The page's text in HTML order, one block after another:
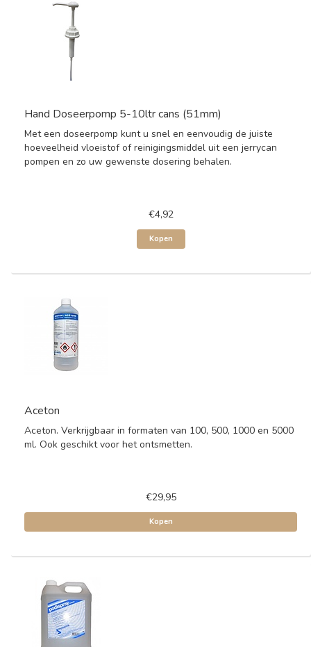
Hand Doseerpomp 5-10ltr cans (51mm)
Met een doseerpomp kunt u snel en eenvoudig de juiste
hoeveelheid vloeistof of reinigingsmiddel uit een jerrycan
pompen en zo uw gewenste dosering behalen.
€4,92
Kopen
Aceton
Aceton. Verkrijgbaar in formaten van 100, 500, 1000 en 5000
ml. Ook geschikt voor het ontsmetten.
€29,95
Kopen